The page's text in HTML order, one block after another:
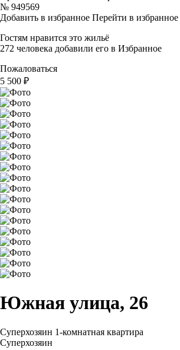
№ 949569
Добавить в избранное Перейти в избранное
Гостям нравится это жильё
272 человека добавили его в Избранное
Пожаловаться
5 500 ₽
Южная улица, 26
Суперхозяин 1-комнатная квартира
Суперхозяин